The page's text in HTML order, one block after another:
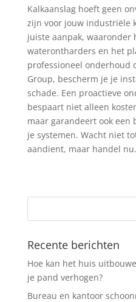
Kalkaanslag hoeft geen
zijn voor jouw industriële
juiste aanpak, waaronder
waterontharders en het
professioneel onderhoud
Group, bescherm je je
schade. Een proactieve
bespaart niet alleen
maar garandeert ook een
je systemen. Wacht niet
aandient, maar handel nu.
Recente berichten
Hoe kan het huis
je pand verhogen?
Bureau en kantoor